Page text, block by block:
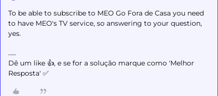
To be able to subscribe to MEO Go Fora de Casa you need
to have MEO's TV service, so answering to your question,
yes.
Dê um like 👍, e se for a solução marque como 'Melhor
Resposta' ✅